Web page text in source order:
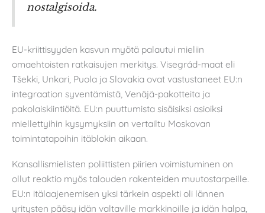
nostalgisoida.
EU-kriittisyyden kasvun myötä palautui mieliin
omaehtoisten ratkaisujen merkitys. Visegrád-maat eli
Tšekki, Unkari, Puola ja Slovakia ovat vastustaneet EU:n
integraation syventämistä, Venäjä-pakotteita ja
pakolaiskiintiöitä. EU:n puuttumista sisäisiksi asioiksi
miellettyihin kysymyksiin on vertailtu Moskovan
toimintatapoihin itäblokin aikaan.
Kansallismielisten poliittisten piirien voimistuminen on
ollut reaktio myös talouden rakenteiden muutostarpeille.
EU:n itälaajenemisen yksi tärkein aspekti oli lännen
yritysten pääsy idän valtaville markkinoille ja idän halpa,